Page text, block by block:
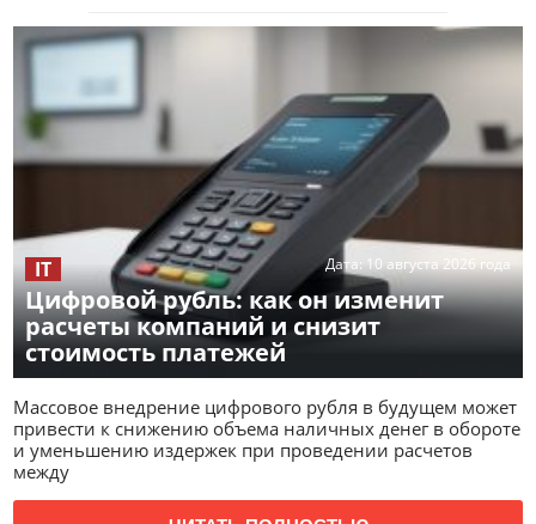
Цифровой рубль: как он изменит
расчеты компаний и снизит
стоимость платежей
Дата: 10 августа 2026 года
IT
Массовое внедрение цифрового рубля в будущем может
привести к снижению объема наличных денег в обороте
и уменьшению издержек при проведении расчетов
между